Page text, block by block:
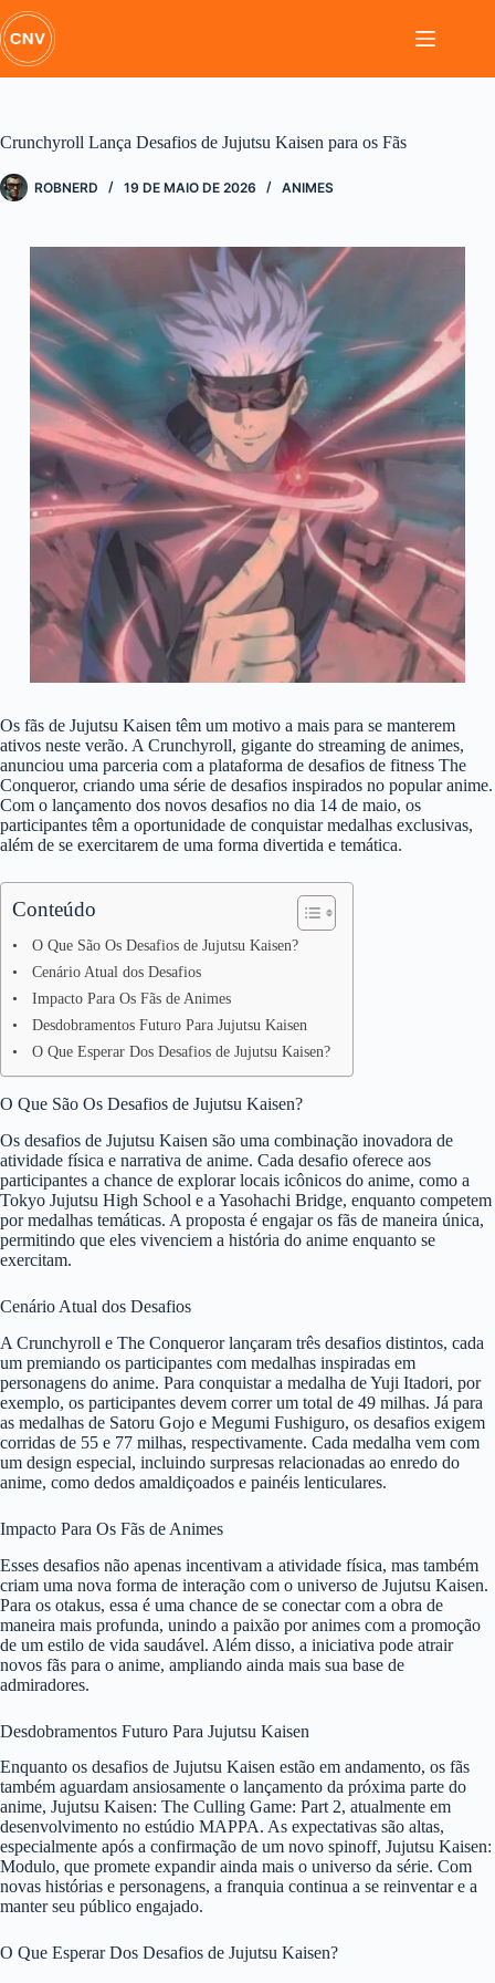
Pular
para
o
conteúdo
Crunchyroll Lança Desafios de Jujutsu Kaisen para os Fãs
ROBNERD 19 DE MAIO DE 2026 ANIMES
Os fãs de Jujutsu Kaisen têm um motivo a mais para se manterem
ativos neste verão. A Crunchyroll, gigante do streaming de animes,
anunciou uma parceria com a plataforma de desafios de fitness The
Conqueror, criando uma série de desafios inspirados no popular anime.
Com o lançamento dos novos desafios no dia 14 de maio, os
participantes têm a oportunidade de conquistar medalhas exclusivas,
além de se exercitarem de uma forma divertida e temática.
Conteúdo
O Que São Os Desafios de Jujutsu Kaisen?
Cenário Atual dos Desafios
Impacto Para Os Fãs de Animes
Desdobramentos Futuro Para Jujutsu Kaisen
O Que Esperar Dos Desafios de Jujutsu Kaisen?
O Que São Os Desafios de Jujutsu Kaisen?
Os desafios de Jujutsu Kaisen são uma combinação inovadora de
atividade física e narrativa de anime. Cada desafio oferece aos
participantes a chance de explorar locais icônicos do anime, como a
Tokyo Jujutsu High School e a Yasohachi Bridge, enquanto competem
por medalhas temáticas. A proposta é engajar os fãs de maneira única,
permitindo que eles vivenciem a história do anime enquanto se
exercitam.
Cenário Atual dos Desafios
A Crunchyroll e The Conqueror lançaram três desafios distintos, cada
um premiando os participantes com medalhas inspiradas em
personagens do anime. Para conquistar a medalha de Yuji Itadori, por
exemplo, os participantes devem correr um total de 49 milhas. Já para
as medalhas de Satoru Gojo e Megumi Fushiguro, os desafios exigem
corridas de 55 e 77 milhas, respectivamente. Cada medalha vem com
um design especial, incluindo surpresas relacionadas ao enredo do
anime, como dedos amaldiçoados e painéis lenticulares.
Impacto Para Os Fãs de Animes
Esses desafios não apenas incentivam a atividade física, mas também
criam uma nova forma de interação com o universo de Jujutsu Kaisen.
Para os otakus, essa é uma chance de se conectar com a obra de
maneira mais profunda, unindo a paixão por animes com a promoção
de um estilo de vida saudável. Além disso, a iniciativa pode atrair
novos fãs para o anime, ampliando ainda mais sua base de
admiradores.
Desdobramentos Futuro Para Jujutsu Kaisen
Enquanto os desafios de Jujutsu Kaisen estão em andamento, os fãs
também aguardam ansiosamente o lançamento da próxima parte do
anime, Jujutsu Kaisen: The Culling Game: Part 2, atualmente em
desenvolvimento no estúdio MAPPA. As expectativas são altas,
especialmente após a confirmação de um novo spinoff, Jujutsu Kaisen:
Modulo, que promete expandir ainda mais o universo da série. Com
novas histórias e personagens, a franquia continua a se reinventar e a
manter seu público engajado.
O Que Esperar Dos Desafios de Jujutsu Kaisen?